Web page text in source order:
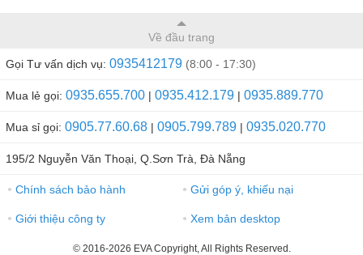
Về đầu trang
Gọi Tư vấn dịch vụ: 0935412179 (8:00 - 17:30)
Mua lẻ gọi: 0935.655.700 | 0935.412.179 | 0935.889.770
Mua sỉ gọi: 0905.77.60.68 | 0905.799.789 | 0935.020.770
195/2 Nguyễn Văn Thoại, Q.Sơn Trà, Đà Nẵng
● Chính sách bảo hành ● Gửi góp ý, khiếu nại
● Giới thiệu công ty ● Xem bản desktop
© 2016-2026 EVA Copyright, All Rights Reserved.